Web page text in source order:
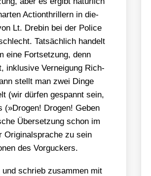
Action­thril­lern in die­
Lt. Dre­bin bei der Poli­ce
Tat­säch­lich han­delt
eine Fort­set­zung, denn
inklu­si­ve Ver­nei­gung Rich­
stellt man zwei Din­ge
(wir dür­fen gespannt sein,
(»Dro­gen! Dro­gen! Geben
Über­set­zung schon im
Ori­gi­nal­spra­che zu sein
des Vor­gu­ckers.
schrieb zusam­men mit